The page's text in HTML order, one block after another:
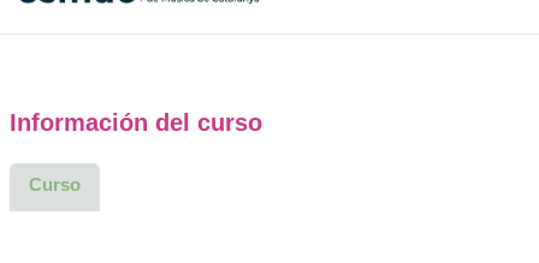
Información del curso
Curso